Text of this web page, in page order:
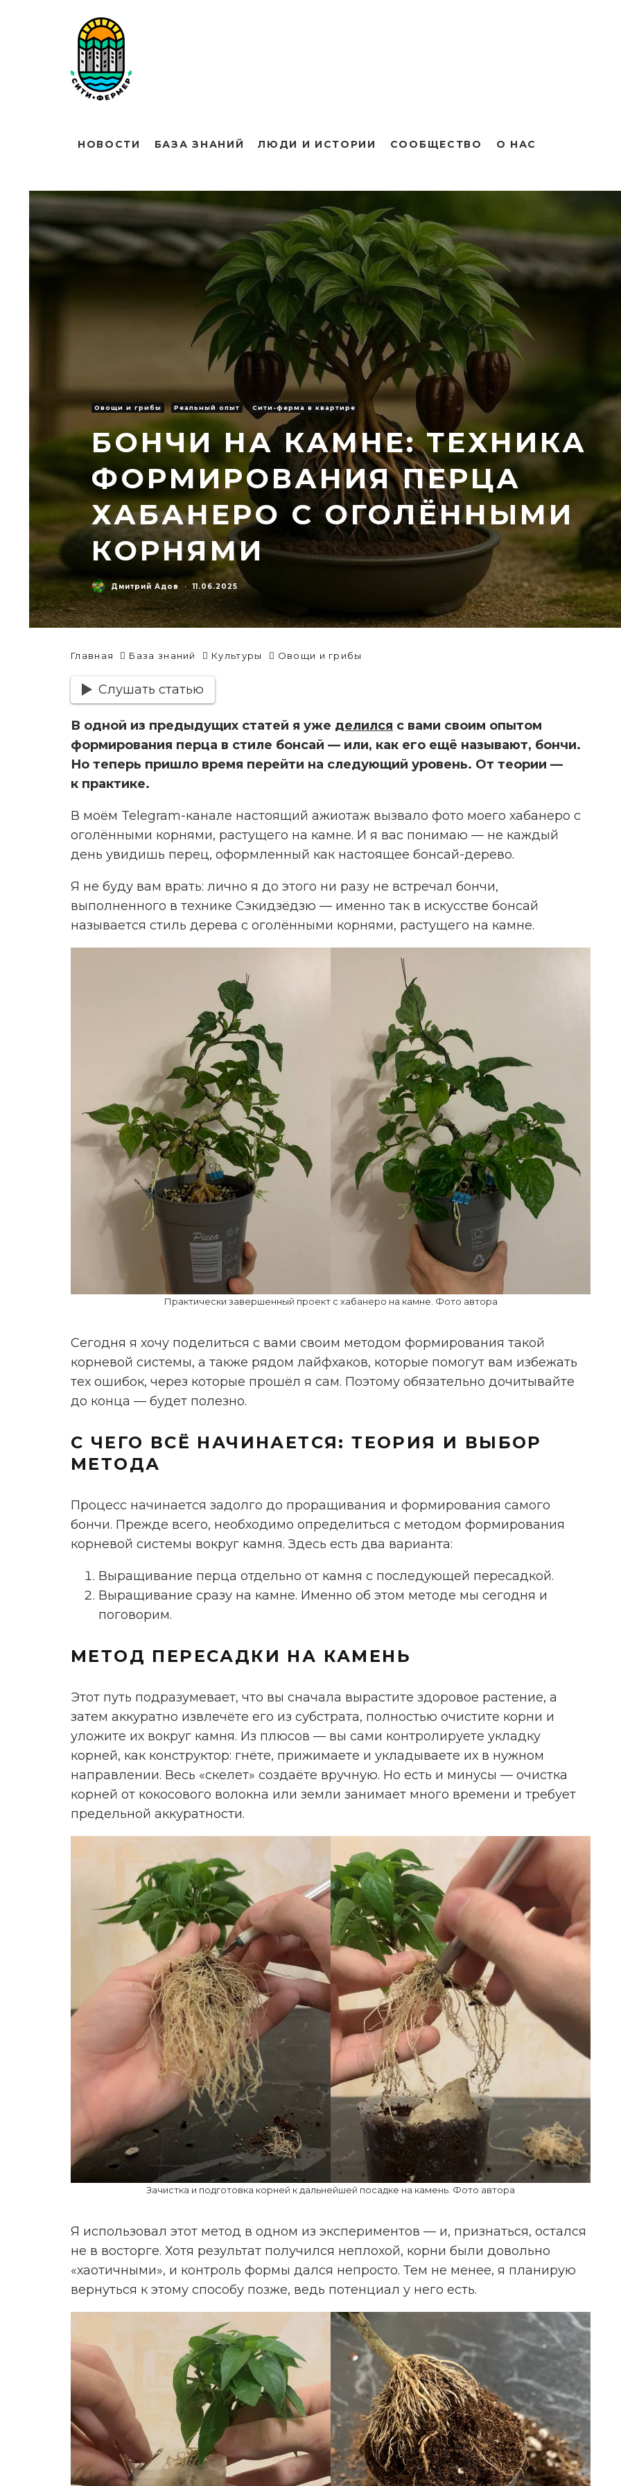
НОВОСТИ БАЗА ЗНАНИЙ ЛЮДИ И ИСТОРИИ СООБЩЕСТВО О НАС
Овощи и грибы Реальный опыт Сити-ферма в квартире
БОНЧИ НА КАМНЕ: ТЕХНИКА
ФОРМИРОВАНИЯ ПЕРЦА
ХАБАНЕРО С ОГОЛЁННЫМИ
КОРНЯМИ
Дмитрий Адов · 11.06.2025
Главная База знаний Культуры Овощи и грибы
Слушать статью
В одной из предыдущих статей я уже делился с вами своим опытом
формирования перца в стиле бонсай — или, как его ещё называют, бончи.
Но теперь пришло время перейти на следующий уровень. От теории —
к практике.
В моём Telegram-канале настоящий ажиотаж вызвало фото моего хабанеро с
оголёнными корнями, растущего на камне. И я вас понимаю — не каждый
день увидишь перец, оформленный как настоящее бонсай-дерево.
Я не буду вам врать: лично я до этого ни разу не встречал бончи,
выполненного в технике Сэкидзёдзю — именно так в искусстве бонсай
называется стиль дерева с оголёнными корнями, растущего на камне.
Практически завершенный проект с хабанеро на камне. Фото автора
Сегодня я хочу поделиться с вами своим методом формирования такой
корневой системы, а также рядом лайфхаков, которые помогут вам избежать
тех ошибок, через которые прошёл я сам. Поэтому обязательно дочитывайте
до конца — будет полезно.
С ЧЕГО ВСЁ НАЧИНАЕТСЯ: ТЕОРИЯ И ВЫБОР
МЕТОДА
Процесс начинается задолго до проращивания и формирования самого
бончи. Прежде всего, необходимо определиться с методом формирования
корневой системы вокруг камня. Здесь есть два варианта:
Выращивание перца отдельно от камня с последующей пересадкой.
Выращивание сразу на камне. Именно об этом методе мы сегодня и
поговорим.
МЕТОД ПЕРЕСАДКИ НА КАМЕНЬ
Этот путь подразумевает, что вы сначала вырастите здоровое растение, а
затем аккуратно извлечёте его из субстрата, полностью очистите корни и
уложите их вокруг камня. Из плюсов — вы сами контролируете укладку
корней, как конструктор: гнёте, прижимаете и укладываете их в нужном
направлении. Весь «скелет» создаёте вручную. Но есть и минусы — очистка
корней от кокосового волокна или земли занимает много времени и требует
предельной аккуратности.
Зачистка и подготовка корней к дальнейшей посадке на камень. Фото автора
Я использовал этот метод в одном из экспериментов — и, признаться, остался
не в восторге. Хотя результат получился неплохой, корни были довольно
«хаотичными», и контроль формы дался непросто. Тем не менее, я планирую
вернуться к этому способу позже, ведь потенциал у него есть.
УЧЁНЫЕ НАУЧИЛИ
МЯСНОЙ БЕЛОК